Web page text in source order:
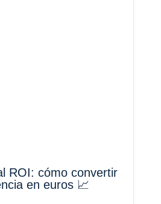
ROI: cómo convertir
en euros 📈